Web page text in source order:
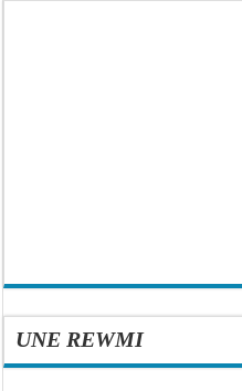
UNE REWMI